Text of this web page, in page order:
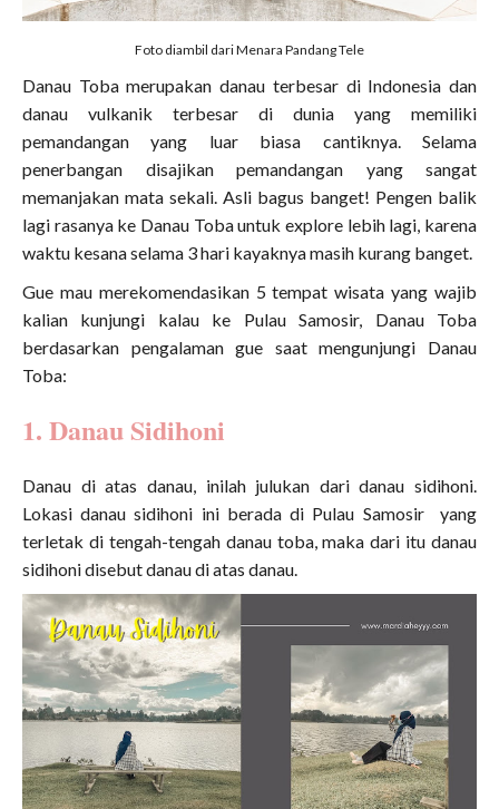
Foto diambil dari Menara Pandang Tele
Danau Toba merupakan danau terbesar di Indonesia dan
danau vulkanik terbesar di dunia yang memiliki
pemandangan yang luar biasa cantiknya. Selama
penerbangan disajikan pemandangan yang sangat
memanjakan mata sekali. Asli bagus banget! Pengen balik
lagi rasanya ke Danau Toba untuk explore lebih lagi, karena
waktu kesana selama 3 hari kayaknya masih kurang banget.
Gue mau merekomendasikan 5 tempat wisata yang wajib
kalian kunjungi kalau ke Pulau Samosir, Danau Toba
berdasarkan pengalaman gue saat mengunjungi Danau
Toba:
1. Danau Sidihoni
Danau di atas danau, inilah julukan dari danau sidihoni.
Lokasi danau sidihoni ini berada di Pulau Samosir yang
terletak di tengah-tengah danau toba, maka dari itu danau
sidihoni disebut danau di atas danau.